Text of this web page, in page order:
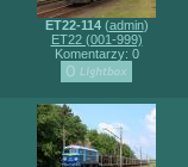
ET22-114(admin)
ET22 (001-999)
Komentarzy: 0